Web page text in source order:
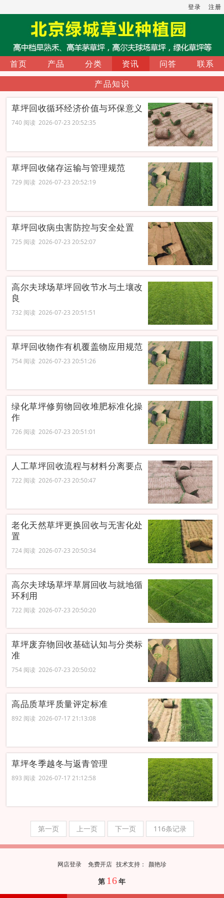
登录 注册
首页 产品 分类 资讯 问答
联系
产品知识
草坪回收循环经济价值与环保意义
740 阅读 2026-07-23 20:52:35
草坪回收储存运输与管理规范
729 阅读 2026-07-23 20:52:19
草坪回收病虫害防控与安全处置
725 阅读 2026-07-23 20:52:07
高尔夫球场草坪回收节水与土壤改
良
732 阅读 2026-07-23 20:51:51
草坪回收物作有机覆盖物应用规范
754 阅读 2026-07-23 20:51:26
绿化草坪修剪物回收堆肥标准化操
作
726 阅读 2026-07-23 20:51:01
人工草坪回收流程与材料分离要点
722 阅读 2026-07-23 20:50:47
老化天然草坪更换回收与无害化处
置
724 阅读 2026-07-23 20:50:34
高尔夫球场草坪草屑回收与就地循
环利用
722 阅读 2026-07-23 20:50:20
草坪废弃物回收基础认知与分类标
准
754 阅读 2026-07-23 20:50:02
高品质草坪质量评定标准
892 阅读 2026-07-17 21:13:08
草坪冬季越冬与返青管理
893 阅读 2026-07-17 21:12:58
第一页 上一页 下一页 116条记录
网店登录 免费开店 技术支持 ： 颜艳珍
第 16年